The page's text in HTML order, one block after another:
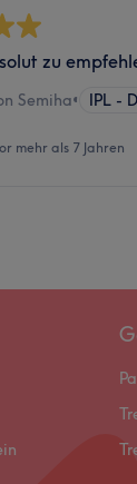
zu
Semiha• IPL -
mehr als 7 Jahren